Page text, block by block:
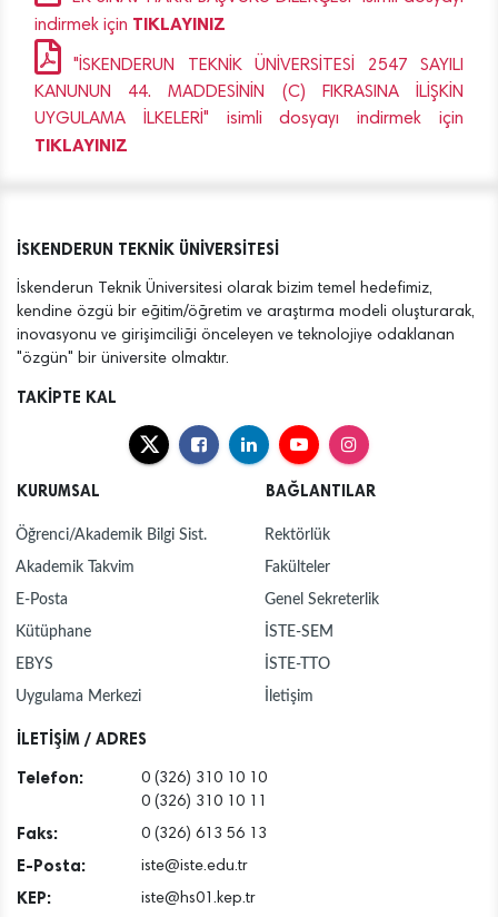
indirmek için TIKLAYINIZ
"İSKENDERUN TEKNİK ÜNİVERSİTESİ 2547 SAYILI
KANUNUN 44. MADDESİNİN (C) FIKRASINA İLİŞKİN
UYGULAMA İLKELERİ" isimli dosyayı indirmek için
TIKLAYINIZ
İSKENDERUN TEKNİK ÜNİVERSİTESİ
İskenderun Teknik Üniversitesi olarak bizim temel hedefimiz,
kendine özgü bir eğitim/öğretim ve araştırma modeli oluşturarak,
inovasyonu ve girişimciliği önceleyen ve teknolojiye odaklanan
"özgün" bir üniversite olmaktır.
TAKİPTE KAL
KURUMSAL
Öğrenci/Akademik Bilgi Sist.
Akademik Takvim
E-Posta
Kütüphane
EBYS
Uygulama Merkezi
BAĞLANTILAR
Rektörlük
Fakülteler
Genel Sekreterlik
İSTE-SEM
İSTE-TTO
İletişim
İLETİŞİM / ADRES
Telefon:
0 (326) 310 10 10
0 (326) 310 10 11
Faks: 0 (326) 613 56 13
E-Posta: iste@iste.edu.tr
KEP: iste@hs01.kep.tr